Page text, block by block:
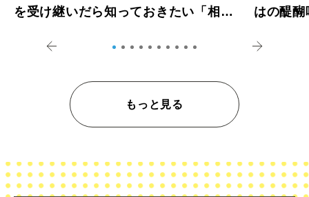
を受け継いだら知っておきたい「相続
はの醍
もっと見る